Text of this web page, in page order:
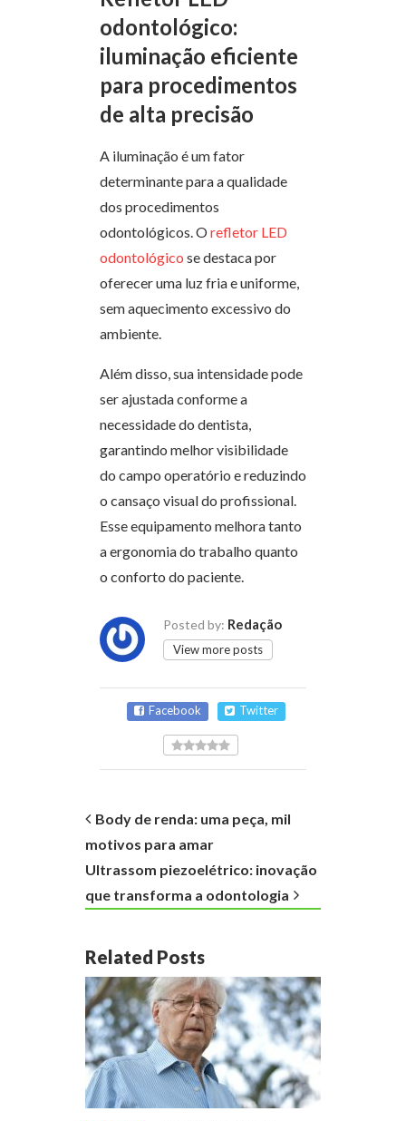
odontológico:
iluminação eficiente
para procedimentos
de alta precisão
A iluminação é um fator
determinante para a qualidade
dos procedimentos
odontológicos. Orefletor LED
odontológico se destaca por
oferecer uma luz fria e uniforme,
sem aquecimento excessivo do
ambiente.
Além disso, sua intensidade pode
ser ajustada conforme a
necessidade do dentista,
garantindo melhor visibilidade
do campo operatório e reduzindo
o cansaço visual do profissional.
Esse equipamento melhora tanto
a ergonomia do trabalho quanto
o conforto do paciente.
Posted by: Redação
View more posts
Facebook Twitter
Body de renda: uma peça, mil
motivos para amar
Ultrassom piezoelétrico: inovação
que transforma a odontologia
Related Posts